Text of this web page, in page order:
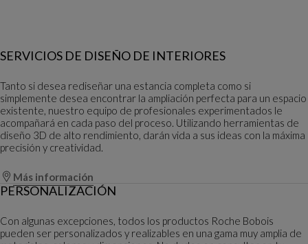
SERVICIOS DE DISEÑO DE INTERIORES
Tanto si desea rediseñar una estancia completa como si
simplemente desea encontrar la ampliación perfecta para un espacio
existente, nuestro equipo de profesionales experimentados le
acompañará en cada paso del proceso. Utilizando herramientas de
diseño 3D de alto rendimiento, darán vida a sus ideas con la máxima
precisión y creatividad.
Más información
PERSONALIZACIÓN
Con algunas excepciones, todos los productos Roche Bobois
pueden ser personalizados y realizables en una gama muy amplia de